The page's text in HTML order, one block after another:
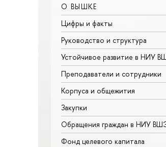
О ВЫШКЕ
Цифры и факты
Руководство и структура
Устойчивое развитие в НИУ
Преподаватели и сотрудники
Корпуса и общежития
Закупки
Обращения граждан в НИУ
Фонд целевого капитала